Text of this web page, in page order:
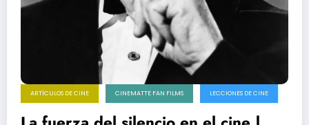
ARTÍCULOS DE CINE CINEMATTE FAN FILMS LECCIONES DE CINE